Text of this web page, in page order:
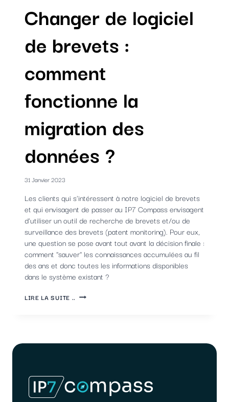
Changer de logiciel
de brevets :
comment
fonctionne la
migration des
données ?
31 Janvier 2023
Les clients qui s'intéressent à notre logiciel de brevets
et qui envisagent de passer au IP7 Compass envisagent
d'utiliser un outil de recherche de brevets et/ou de
surveillance des brevets (patent monitoring). Pour eux,
une question se pose avant tout avant la décision finale :
comment "sauver" les connaissances accumulées au fil
des ans et donc toutes les informations disponibles
dans le système existant ?
LIRE LA SUITE .. CHANGER
DES
DONNÉES